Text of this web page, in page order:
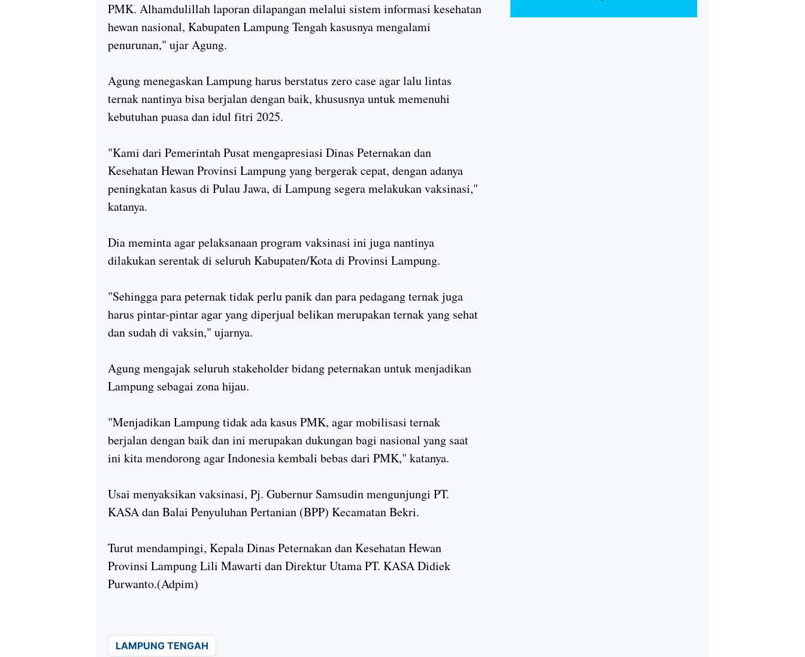
PMK. Alhamdulillah laporan dilapangan melalui sistem informasi kesehatan
hewan nasional, Kabupaten Lampung Tengah kasusnya mengalami
penurunan," ujar Agung.
Agung menegaskan Lampung harus berstatus zero case agar lalu lintas
ternak nantinya bisa berjalan dengan baik, khususnya untuk memenuhi
kebutuhan puasa dan idul fitri 2025.
"Kami dari Pemerintah Pusat mengapresiasi Dinas Peternakan dan
Kesehatan Hewan Provinsi Lampung yang bergerak cepat, dengan adanya
peningkatan kasus di Pulau Jawa, di Lampung segera melakukan vaksinasi,"
katanya.
Dia meminta agar pelaksanaan program vaksinasi ini juga nantinya
dilakukan serentak di seluruh Kabupaten/Kota di Provinsi Lampung.
"Sehingga para peternak tidak perlu panik dan para pedagang ternak juga
harus pintar-pintar agar yang diperjual belikan merupakan ternak yang sehat
dan sudah di vaksin," ujarnya.
Agung mengajak seluruh stakeholder bidang peternakan untuk menjadikan
Lampung sebagai zona hijau.
"Menjadikan Lampung tidak ada kasus PMK, agar mobilisasi ternak
berjalan dengan baik dan ini merupakan dukungan bagi nasional yang saat
ini kita mendorong agar Indonesia kembali bebas dari PMK," katanya.
Usai menyaksikan vaksinasi, Pj. Gubernur Samsudin mengunjungi PT.
KASA dan Balai Penyuluhan Pertanian (BPP) Kecamatan Bekri.
Turut mendampingi, Kepala Dinas Peternakan dan Kesehatan Hewan
Provinsi Lampung Lili Mawarti dan Direktur Utama PT. KASA Didiek
Purwanto.(Adpim)
LAMPUNG TENGAH